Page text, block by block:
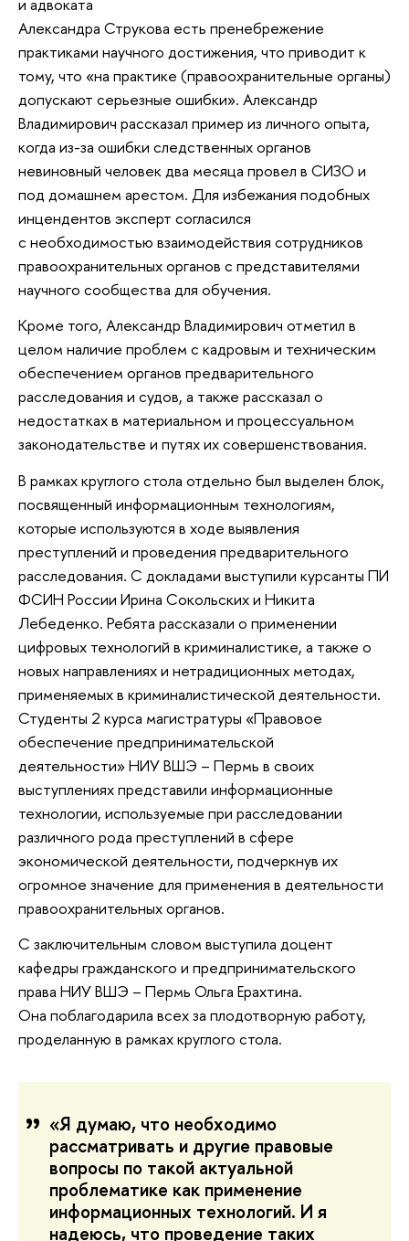
Александра Струкова есть пренебрежение
практиками научного достижения, что приводит к
тому, что «на практике (правоохранительные органы)
допускают серьезные ошибки». Александр
Владимирович рассказал пример из личного опыта,
когда из-за ошибки следственных органов
невиновный человек два месяца провел в СИЗО и
под домашнем арестом. Для избежания подобных
инцендентов эксперт согласился
с необходимостью взаимодействия сотрудников
правоохранительных органов с представителями
научного сообщества для обучения.
Кроме того, Александр Владимирович отметил в
целом наличие проблем с кадровым и техническим
обеспечением органов предварительного
расследования и судов, а также рассказал о
недостатках в материальном и процессуальном
законодательстве и путях их совершенствования.
В рамках круглого стола отдельно был выделен блок,
посвященный информационным технологиям,
которые используются в ходе выявления
преступлений и проведения предварительного
расследования. С докладами выступили курсанты ПИ
ФСИН России Ирина Сокольских и Никита
Лебеденко. Ребята рассказали о применении
цифровых технологий в криминалистике, а также о
новых направлениях и нетрадиционных методах,
применяемых в криминалистической деятельности.
Студенты 2 курса магистратуры «Правовое
обеспечение предпринимательской
деятельности» НИУ ВШЭ – Пермь в своих
выступлениях представили информационные
технологии, используемые при расследовании
различного рода преступлений в сфере
экономической деятельности, подчеркнув их
огромное значение для применения в деятельности
правоохранительных органов.
С заключительным словом выступила доцент
кафедры гражданского и предпринимательского
права НИУ ВШЭ – Пермь Ольга Ерахтина.
Она поблагодарила всех за плодотворную работу,
проделанную в рамках круглого стола.
«Я думаю, что необходимо
рассматривать и другие правовые
вопросы по такой актуальной
проблематике как применение
информационных технологий. И я
надеюсь, что проведение таких